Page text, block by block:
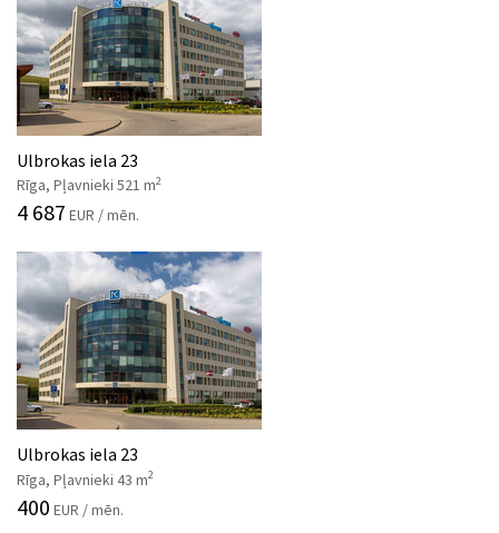
Ulbrokas iela 23
Rīga, Pļavnieki 521 m2
4 687 EUR / mēn.
Ulbrokas iela 23
Rīga, Pļavnieki 43 m2
400 EUR / mēn.